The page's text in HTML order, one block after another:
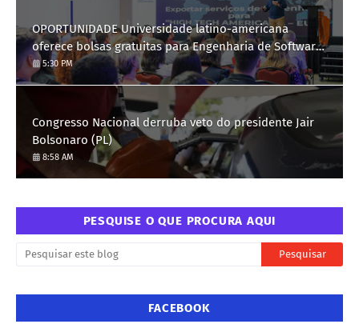
OPORTUNIDADE Universidade latino-americana
oferece bolsas gratuitas para Engenharia de Software;
saiba como se candidatar
5:30 PM
Congresso Nacional derruba veto do presidente Jair
Bolsonaro (PL)
8:58 AM
PESQUISE O QUE PROCURA AQUI
FACEBOOK